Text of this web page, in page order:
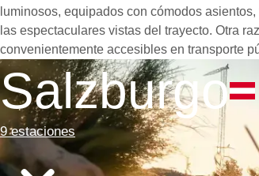
luminosos, equipados con cómodos
las espectaculares vistas del trayecto. Otra
convenientemente accesibles en transporte
Salzburgo
9 estaciones